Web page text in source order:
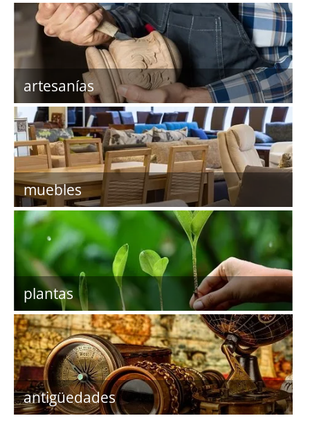
artesanías
muebles
plantas
antigüedades